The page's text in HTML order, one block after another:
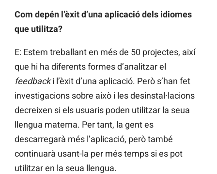
Com depén l’èxit d’una aplicació dels idiomes
que utilitza?
E: Estem treballant en més de 50 projectes, així
que hi ha diferents formes d’analitzar el
feedbacki l’èxit d’una aplicació. Però s’han fet
investigacions sobre això i les desinstal·lacions
decreixen si els usuaris poden utilitzar la seua
llengua materna. Per tant, la gent es
descarregarà més l’aplicació, però també
continuarà usant-la per més temps si es pot
utilitzar en la seua llengua.